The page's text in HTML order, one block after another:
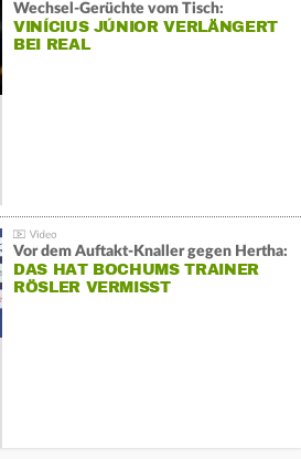
Wechsel-Gerüchte vom Tisch:
VINÍCIUS JÚNIOR VERLÄNGERT
BEI REAL
Vor dem Auftakt-Knaller gegen Hertha:
DAS HAT BOCHUMS TRAINER
RÖSLER VERMISST